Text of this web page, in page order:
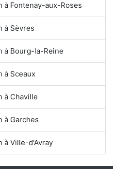
à Fontenay-aux-Roses
à Sèvres
à Bourg-la-Reine
à Sceaux
à Chaville
à Garches
à Ville-d'Avray